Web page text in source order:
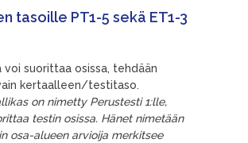
tasoille PT1-5 sekä ET1-3
voi suorittaa osissa, tehdään
kertaalleen/testitaso.
on nimetty Perustesti 1:lle,
testin osissa. Hänet nimetään
osa-alueen arvioija merkitsee